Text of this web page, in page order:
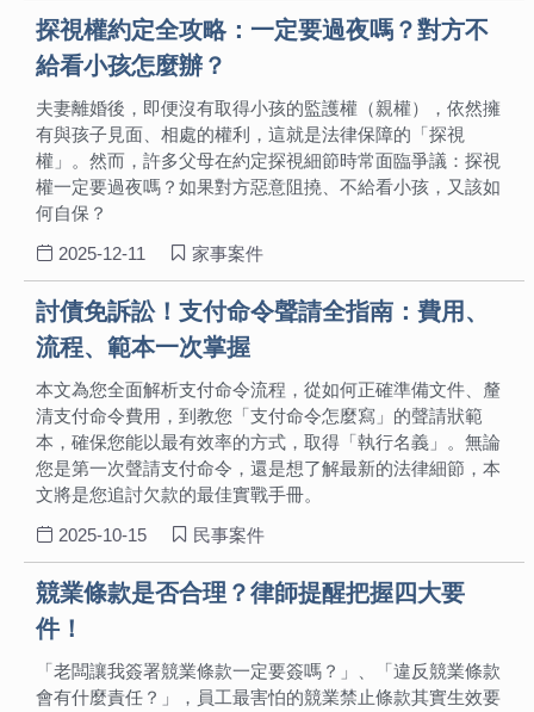
探視權約定全攻略：一定要過夜嗎？對方不
給看小孩怎麼辦？
夫妻離婚後，即便沒有取得小孩的監護權（親權），依然擁
有與孩子見面、相處的權利，這就是法律保障的「探視
權」。然而，許多父母在約定探視細節時常面臨爭議：探視
權一定要過夜嗎？如果對方惡意阻撓、不給看小孩，又該如
何自保？
2025-12-11
家事案件
討債免訴訟！支付命令聲請全指南：費用、
流程、範本一次掌握
本文為您全面解析支付命令流程，從如何正確準備文件、釐
清支付命令費用，到教您「支付命令怎麼寫」的聲請狀範
本，確保您能以最有效率的方式，取得「執行名義」。無論
您是第一次聲請支付命令，還是想了解最新的法律細節，本
文將是您追討欠款的最佳實戰手冊。
2025-10-15
民事案件
競業條款是否合理？律師提醒把握四大要
件！
「老闆讓我簽署競業條款一定要簽嗎？」、「違反競業條款
會有什麼責任？」，員工最害怕的競業禁止條款其實生效要